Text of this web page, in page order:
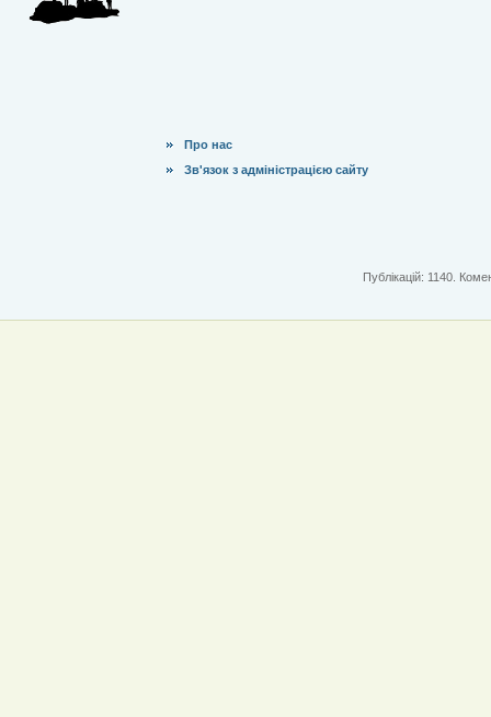
Про нас
Зв'язок з адміністрацією сайту
Публікацій: 1140.